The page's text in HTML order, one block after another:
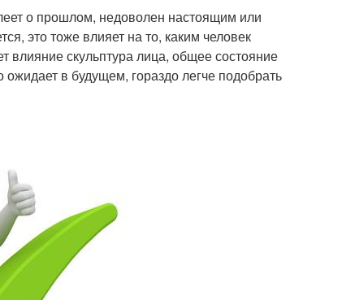
о прошлом, недоволен настоящим или
это тоже влияет на то, каким человек
влияние скульптура лица, общее состояние
в будущем, гораздо легче подобрать